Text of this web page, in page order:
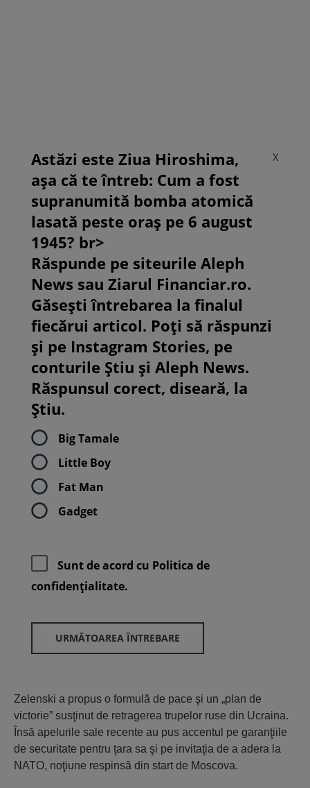
X
Astăzi este Ziua Hiroshima,
așa că te întreb: Cum a fost
supranumită bomba atomică
lasată peste oraș pe 6 august
1945? br>
Răspunde pe siteurile Aleph
News sau Ziarul Financiar.ro.
Găsești întrebarea la finalul
fiecărui articol. Poți să răspunzi
și pe Instagram Stories, pe
conturile Știu și Aleph News.
Răspunsul corect, diseară, la
Știu.
Big Tamale
Little Boy
Fat Man
Gadget
Sunt de acord cu Politica de
confidenţialitate.
URMĂTOAREA ÎNTREBARE
Zelenski a propus o formulă de pace şi un „plan de
victorie” susţinut de retragerea trupelor ruse din Ucraina.
Însă apelurile sale recente au pus accentul pe garanţiile
de securitate pentru ţara sa şi pe invitaţia de a adera la
NATO, noţiune respinsă din start de Moscova.